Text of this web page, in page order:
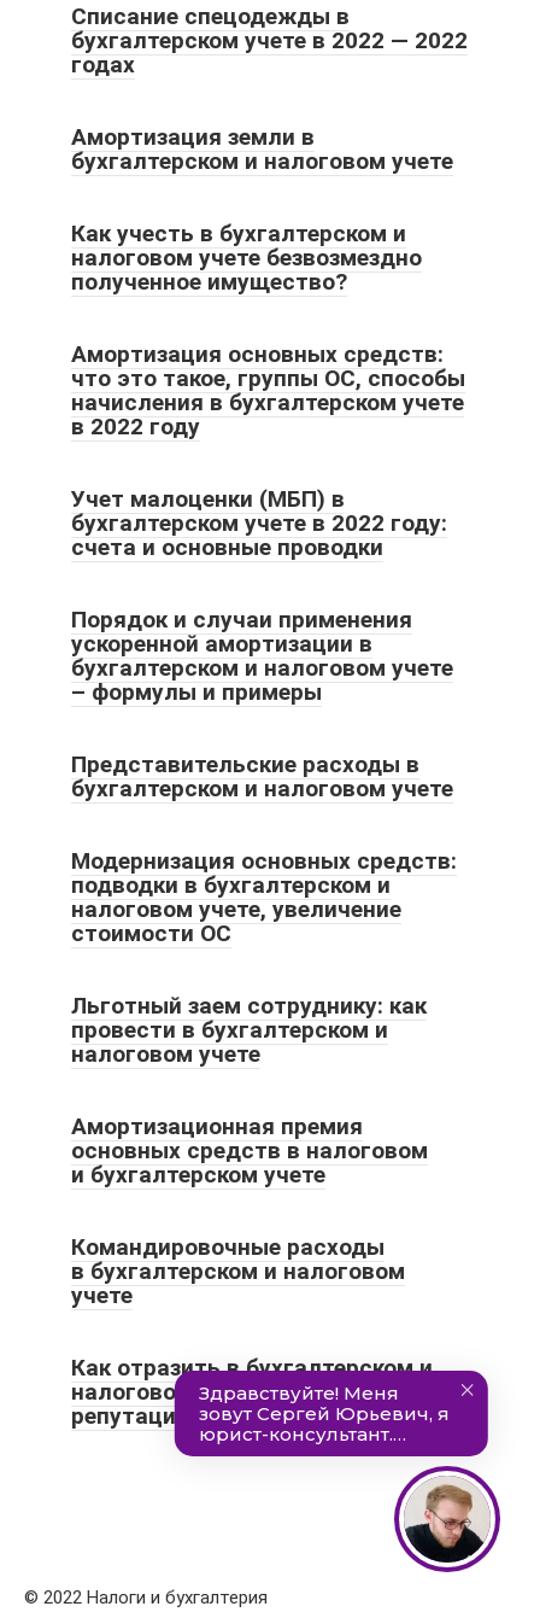
Списание спецодежды в
бухгалтерском учете в 2022 — 2022
годах
Амортизация земли в
бухгалтерском и налоговом учете
Как учесть в бухгалтерском и
налоговом учете безвозмездно
полученное имущество?
Амортизация основных средств:
что это такое, группы ОС, способы
начисления в бухгалтерском учете
в 2022 году
Учет малоценки (МБП) в
бухгалтерском учете в 2022 году:
счета и основные проводки
Порядок и случаи применения
ускоренной амортизации в
бухгалтерском и налоговом учете
– формулы и примеры
Представительские расходы в
бухгалтерском и налоговом учете
Модернизация основных средств:
подводки в бухгалтерском и
налоговом учете, увеличение
стоимости ОС
Льготный заем сотруднику: как
провести в бухгалтерском и
налоговом учете
​Амортизационная премия
основных средств в налоговом
и бухгалтерском учете
Командировочные расходы
в бухгалтерском и налоговом
учете
Как отразить в бухгалтерском и
налоговом учете деловую
репутацию (гудвилл)
© 2022 Налоги и бухгалтерия